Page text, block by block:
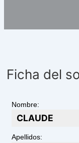
Ficha del
Nombre:
CLAUDE
Apellidos: